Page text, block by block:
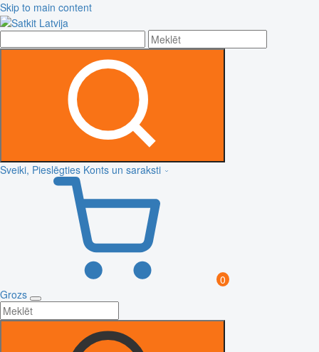
Skip to main content
Sveiki, Pieslēgties Konts un saraksti
0
Grozs